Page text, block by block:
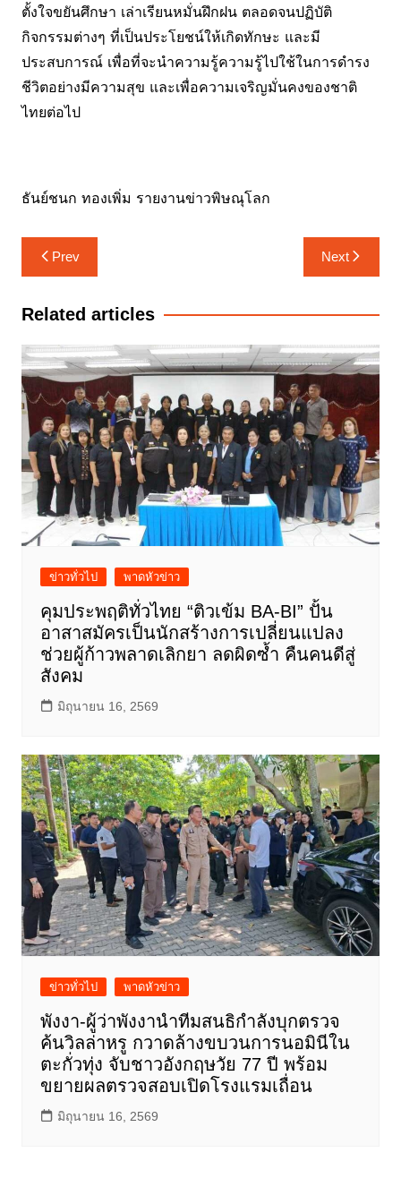
ตั้งใจขยันศึกษา เล่าเรียนหมั่นฝึกฝน ตลอดจนปฏิบัติ
กิจกรรมต่างๆ ที่เป็นประโยชน์ให้เกิดทักษะ และมี
ประสบการณ์ เพื่อที่จะนำความรู้ความรู้ไปใช้ในการดำรง
ชีวิตอย่างมีความสุข และเพื่อความเจริญมั่นคงของชาติ
ไทยต่อไป
ธันย์ชนก ทองเพิ่ม รายงานข่าวพิษณุโลก
แนะแนว
เรื่อง
Prev Next
Related articles
ข่าวทั่วไป พาดหัวข่าว
คุมประพฤติทั่วไทย “ติวเข้ม BA-BI” ปั้น
อาสาสมัครเป็นนักสร้างการเปลี่ยนแปลง
ช่วยผู้ก้าวพลาดเลิกยา ลดผิดซ้ำ คืนคนดีสู่
สังคม
มิถุนายน 16, 2569
ข่าวทั่วไป พาดหัวข่าว
พังงา-ผู้ว่าพังงานำทีมสนธิกำลังบุกตรวจ
ค้นวิลล่าหรู กวาดล้างขบวนการนอมินีใน
ตะกั่วทุ่ง จับชาวอังกฤษวัย 77 ปี พร้อม
ขยายผลตรวจสอบเปิดโรงแรมเถื่อน
มิถุนายน 16, 2569